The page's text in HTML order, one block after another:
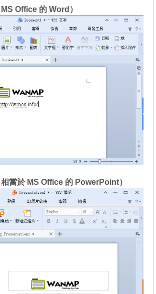
Office 的 Word）
當於 MS Office 的 PowerPoint）